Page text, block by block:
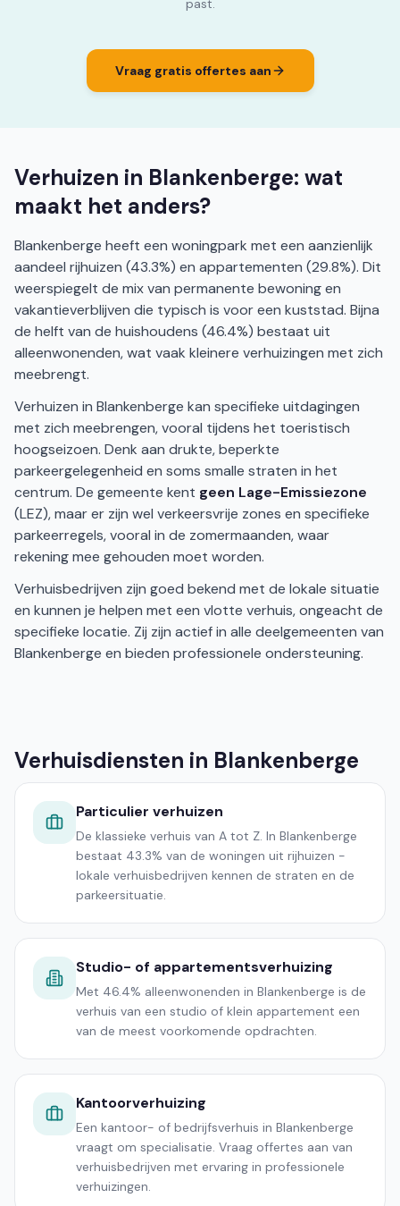
past.
Vraag gratis offertes aan
Verhuizen in Blankenberge: wat
maakt het anders?
Blankenberge heeft een woningpark met een aanzienlijk
aandeel rijhuizen (43.3%) en appartementen (29.8%). Dit
weerspiegelt de mix van permanente bewoning en
vakantieverblijven die typisch is voor een kuststad. Bijna
de helft van de huishoudens (46.4%) bestaat uit
alleenwonenden, wat vaak kleinere verhuizingen met zich
meebrengt.
Verhuizen in Blankenberge kan specifieke uitdagingen
met zich meebrengen, vooral tijdens het toeristisch
hoogseizoen. Denk aan drukte, beperkte
parkeergelegenheid en soms smalle straten in het
centrum. De gemeente kent geen Lage-Emissiezone
(LEZ), maar er zijn wel verkeersvrije zones en specifieke
parkeerregels, vooral in de zomermaanden, waar
rekening mee gehouden moet worden.
Verhuisbedrijven zijn goed bekend met de lokale situatie
en kunnen je helpen met een vlotte verhuis, ongeacht de
specifieke locatie. Zij zijn actief in alle deelgemeenten van
Blankenberge en bieden professionele ondersteuning.
Verhuisdiensten in Blankenberge
Particulier verhuizen
De klassieke verhuis van A tot Z. In Blankenberge
bestaat 43.3% van de woningen uit rijhuizen -
lokale verhuisbedrijven kennen de straten en de
parkeersituatie.
Studio- of appartementsverhuizing
Met 46.4% alleenwonenden in Blankenberge is de
verhuis van een studio of klein appartement een
van de meest voorkomende opdrachten.
Kantoorverhuizing
Een kantoor- of bedrijfsverhuis in Blankenberge
vraagt om specialisatie. Vraag offertes aan van
verhuisbedrijven met ervaring in professionele
verhuizingen.